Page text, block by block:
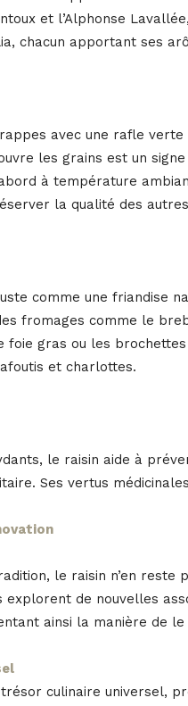
et l’Alphonse
chacun apportant ses
avec une rafle
les grains est un
à température
la qualité des
comme une friandise
fromages comme le
foie gras ou les
et charlottes.
le raisin aide à
Ses vertus
le raisin n’en reste
explorent de nouvelles
ainsi la manière de le
culinaire universel,